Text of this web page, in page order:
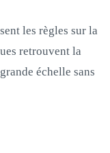
les règles sur la
retrouvent la
échelle sans